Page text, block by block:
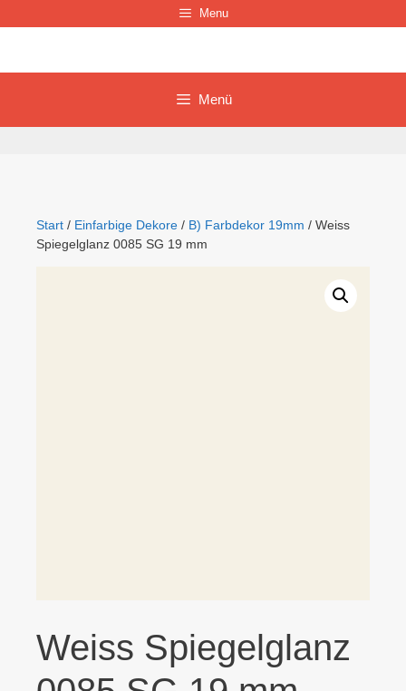
Inhalt
Menu
Menü
Start / Einfarbige Dekore / B) Farbdekor 19mm / Weiss
Spiegelglanz 0085 SG 19 mm
Weiss Spiegelglanz